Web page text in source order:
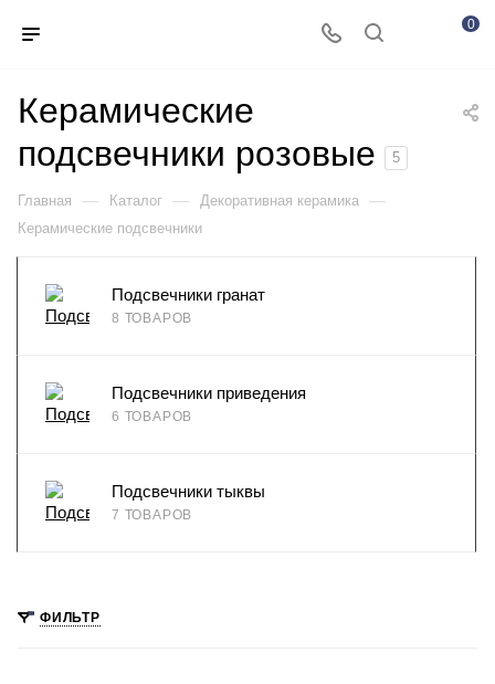
0
Керамические
подсвечники розовые
5
Главная — Каталог — Декоративная керамика —
Керамические подсвечники
Подсвечники гранат
8 ТОВАРОВ
Подсвечники приведения
6 ТОВАРОВ
Подсвечники тыквы
7 ТОВАРОВ
ФИЛЬТР